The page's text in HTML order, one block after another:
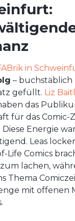
in
– buchstäblich
gefüllt. Liz
das
für das Comic-
Energie
Leas
Life Comics
lachen,
Thema
mit offenen